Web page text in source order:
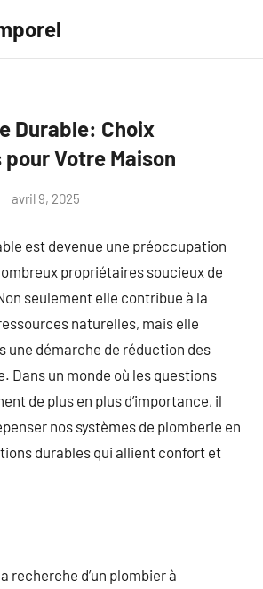
Durable: Choix
Votre Maison
avril 9, 2025
est devenue une préoccupation
propriétaires soucieux de
seulement elle contribue à la
naturelles, mais elle
une démarche de réduction des
Dans un monde où les questions
de plus en plus d’importance, il
nos systèmes de plomberie en
durables qui allient confort et
recherche d’un plombier à